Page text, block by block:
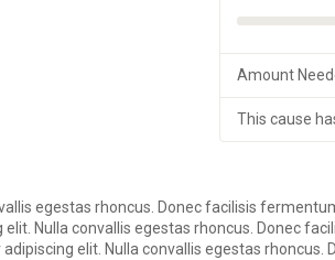
Amount
This cause
egestas rhoncus. Donec facilisis
Nulla convallis egestas rhoncus. Donec
elit. Nulla convallis egestas